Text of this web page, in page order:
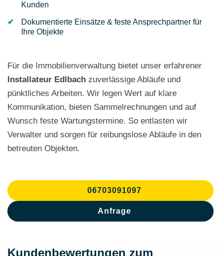
Kunden
Dokumentierte Einsätze & feste Ansprechpartner für
Ihre Objekte
Für die Immobilienverwaltung bietet unser erfahrener
Installateur Edlbach zuverlässige Abläufe und
pünktliches Arbeiten. Wir legen Wert auf klare
Kommunikation, bieten Sammelrechnungen und auf
Wunsch feste Wartungstermine. So entlasten wir
Verwalter und sorgen für reibungslose Abläufe in den
betreuten Objekten.
06703091097
Anfrage
Kundenbewertungen zum